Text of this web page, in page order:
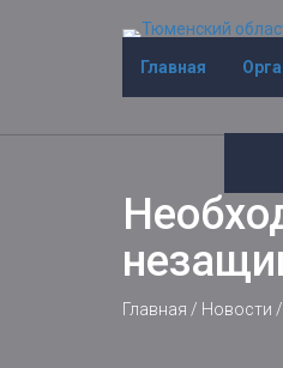
Главная
Главная / Новости /